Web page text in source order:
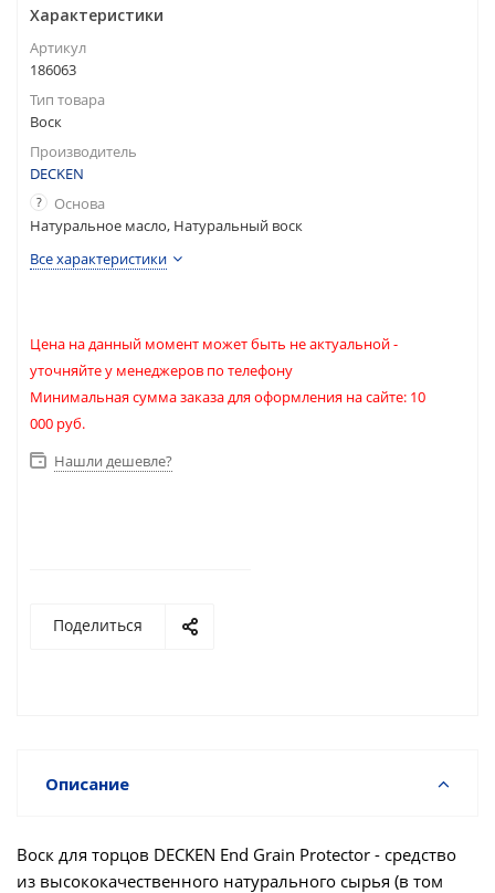
Характеристики
Артикул
186063
Тип товара
Воск
Производитель
DECKEN
?
Основа
Натуральное масло, Натуральный воск
Все характеристики
Цена на данный момент может быть не актуальной -
уточняйте у менеджеров по телефону
Минимальная сумма заказа для оформления на сайте: 10
000 руб.
Нашли дешевле?
Поделиться
Описание
Воск для торцов DECKEN End Grain Protector - средство
из высококачественного натурального сырья (в том